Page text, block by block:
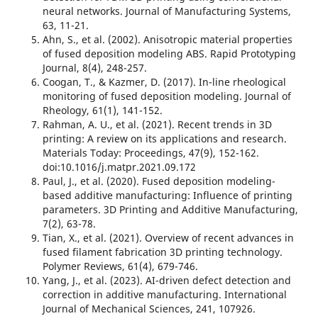
neural networks. Journal of Manufacturing Systems,
63, 11-21.
Ahn, S., et al. (2002). Anisotropic material properties
of fused deposition modeling ABS. Rapid Prototyping
Journal, 8(4), 248-257.
Coogan, T., & Kazmer, D. (2017). In-line rheological
monitoring of fused deposition modeling. Journal of
Rheology, 61(1), 141-152.
Rahman, A. U., et al. (2021). Recent trends in 3D
printing: A review on its applications and research.
Materials Today: Proceedings, 47(9), 152-162.
doi:10.1016/j.matpr.2021.09.172
Paul, J., et al. (2020). Fused deposition modeling-
based additive manufacturing: Influence of printing
parameters. 3D Printing and Additive Manufacturing,
7(2), 63-78.
Tian, X., et al. (2021). Overview of recent advances in
fused filament fabrication 3D printing technology.
Polymer Reviews, 61(4), 679-746.
Yang, J., et al. (2023). AI-driven defect detection and
correction in additive manufacturing. International
Journal of Mechanical Sciences, 241, 107926.